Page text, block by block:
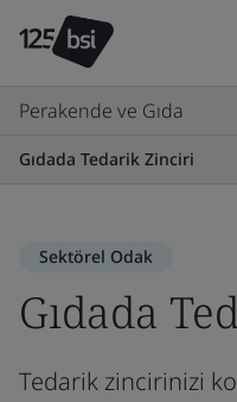
Perakende ve Gıda
Gıdada Tedarik Zinciri
Sektörel Odak
Gıdada
Tedarik zincirinizi